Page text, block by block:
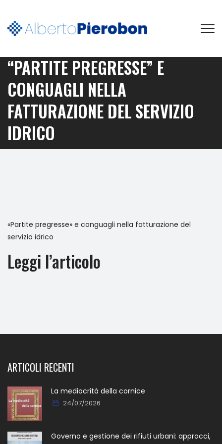
“PARTITE PREGRESSE” E
CONGUAGLI NELLA
FATTURAZIONE DEL SERVIZIO
IDRICO
«Partite pregresse» e conguagli nella fatturazione del
servizio idrico
Leggi l’articolo
ARTICOLI RECENTI
La mediocrità della cornice
24/07/2026
Governo e gestione dei rifiuti urbani: approcci,